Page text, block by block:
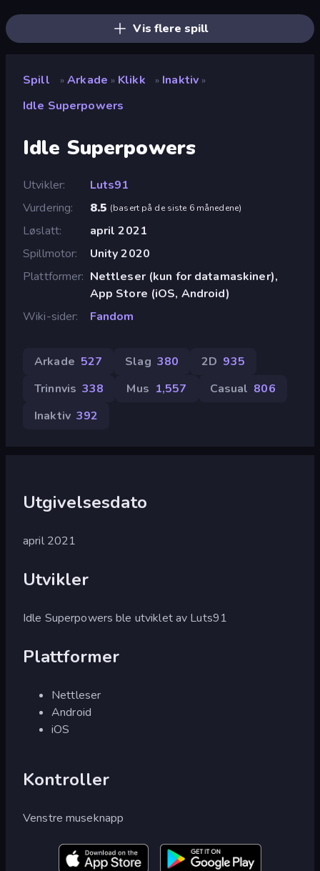
Vis flere spill
Spill » Arkade » Klikk » Inaktiv »
Idle Superpowers
Idle Superpowers
Utvikler
Luts91
Vurdering
8.5 (basert på de siste 6 månedene)
Løslatt
april 2021
Spillmotor
Unity 2020
Plattformer Nettleser (kun for datamaskiner),
App Store (iOS, Android)
Wiki-sider
Fandom
Arkade 527 Slag 380 2D 935
Trinnvis 338 Mus 1,557 Casual 806
Inaktiv 392
Utgivelsesdato
april 2021
Utvikler
Idle Superpowers ble utviklet av Luts91
Plattformer
Nettleser
Android
iOS
Kontroller
Venstre museknapp